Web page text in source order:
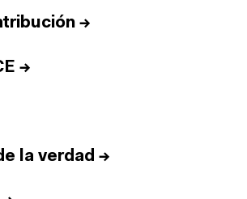
→
→
la verdad →
Youtube212